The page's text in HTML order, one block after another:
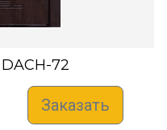
DACH-72
Заказать